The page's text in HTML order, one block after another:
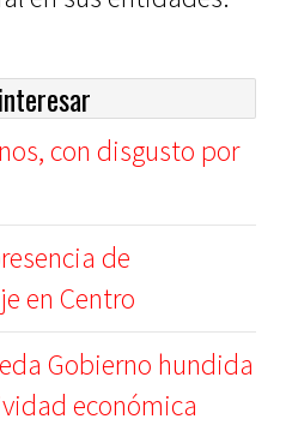
con disgusto por
de
en Centro
Gobierno hundida
económica